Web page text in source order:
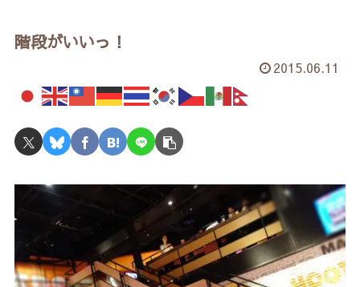
階段がいいっ！
2015.06.11